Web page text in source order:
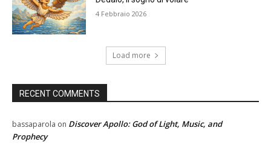
4 Febbraio 2026
Load more
RECENT COMMENTS
bassaparola on Discover Apollo: God of Light, Music, and
Prophecy